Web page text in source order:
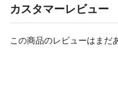
カスタマーレビュー
この商品のレビューはまだ